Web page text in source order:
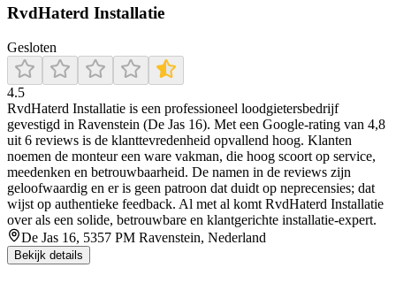
RvdHaterd Installatie
Gesloten
4.5
RvdHaterd Installatie is een professioneel loodgietersbedrijf
gevestigd in Ravenstein (De Jas 16). Met een Google-rating van 4,8
uit 6 reviews is de klanttevredenheid opvallend hoog. Klanten
noemen de monteur een ware vakman, die hoog scoort op service,
meedenken en betrouwbaarheid. De namen in de reviews zijn
geloofwaardig en er is geen patroon dat duidt op neprecensies; dat
wijst op authentieke feedback. Al met al komt RvdHaterd Installatie
over als een solide, betrouwbare en klantgerichte installatie-expert.
De Jas 16, 5357 PM Ravenstein, Nederland
Bekijk details